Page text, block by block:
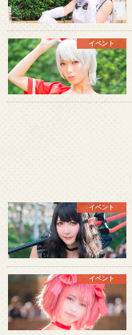
イベント
イベント
イベント